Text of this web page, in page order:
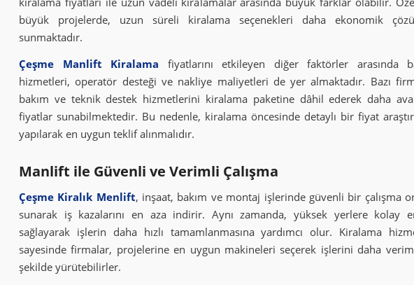
büyük projelerde, uzun süreli kiralama seçenekleri daha ekonomik
sunmaktadır.
Çeşme Manlift Kiralama fiyatlarını etkileyen diğer faktörler arasında
hizmetleri, operatör desteği ve nakliye maliyetleri de yer almaktadır. Bazı
bakım ve teknik destek hizmetlerini kiralama paketine dâhil ederek daha
fiyatlar sunabilmektedir. Bu nedenle, kiralama öncesinde detaylı bir fiyat
yapılarak en uygun teklif alınmalıdır.
Manlift ile Güvenli ve Verimli Çalışma
Çeşme Kiralık Menlift, inşaat, bakım ve montaj işlerinde güvenli bir çalışma
sunarak iş kazalarını en aza indirir. Aynı zamanda, yüksek yerlere kolay
sağlayarak işlerin daha hızlı tamamlanmasına yardımcı olur. Kiralama
sayesinde firmalar, projelerine en uygun makineleri seçerek işlerini daha
şekilde yürütebilirler.